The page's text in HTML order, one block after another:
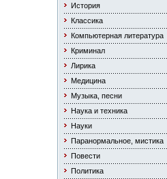
История
Классика
Компьютерная литература
Криминал
Лирика
Медицина
Музыка, песни
Наука и техника
Науки
Паранормальное, мистика
Повести
Политика